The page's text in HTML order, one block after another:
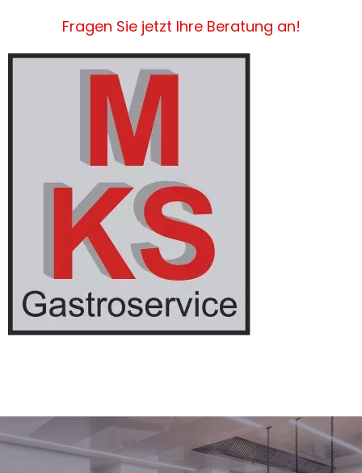
Fragen Sie jetzt Ihre Beratung an!